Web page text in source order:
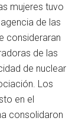
mujeres tuvo
de las
consideraran
de las
de nuclear
Los
en el
consolidaron